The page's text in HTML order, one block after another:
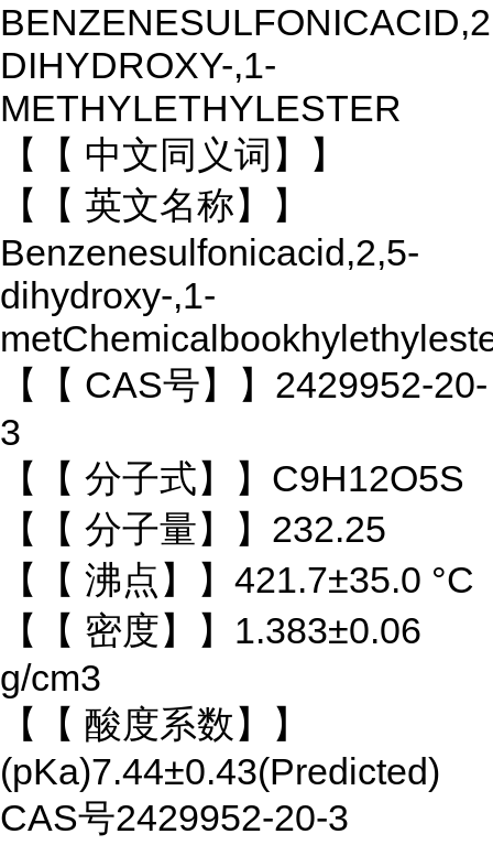
DIHYDROXY-,1-
METHYLETHYLESTER
【【 中文同义词】】
【【 英文名称】】
Benzenesulfonicacid,2,5-
dihydroxy-,1-
【【 CAS号】】2429952-20-
3
【【 分子式】】C9H12O5S
【【 分子量】】232.25
【【 沸点】】421.7±35.0 °C
【【 密度】】1.383±0.06
g/cm3
【【 酸度系数】】
(pKa)7.44±0.43(Predicted)
CAS号2429952-20-3